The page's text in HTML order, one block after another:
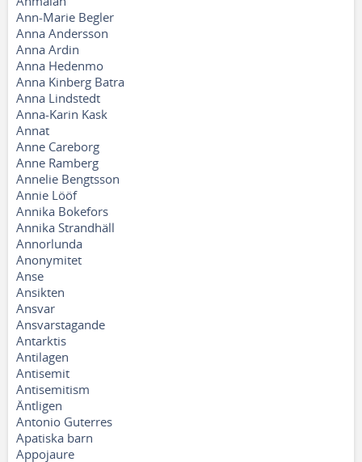
Ann-Marie Begler
Anna Andersson
Anna Ardin
Anna Hedenmo
Anna Kinberg Batra
Anna Lindstedt
Anna-Karin Kask
Annat
Anne Careborg
Anne Ramberg
Annelie Bengtsson
Annie Lööf
Annika Bokefors
Annika Strandhäll
Annorlunda
Anonymitet
Anse
Ansikten
Ansvar
Ansvarstagande
Antarktis
Antilagen
Antisemit
Antisemitism
Äntligen
Antonio Guterres
Apatiska barn
Appojaure